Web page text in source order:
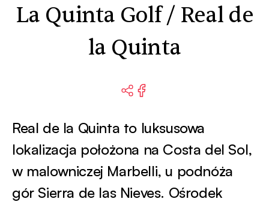
La Quinta Golf / Real de
la Quinta
Real de la Quinta to luksusowa
lokalizacja położona na Costa del Sol,
w malowniczej Marbelli, u podnóża
gór Sierra de las Nieves. Ośrodek